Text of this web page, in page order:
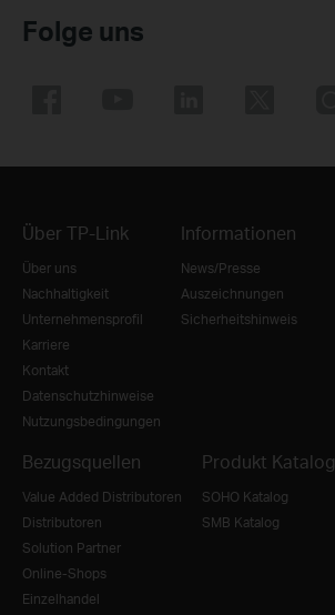
Folge uns
Über TP-Link
Über uns
Nachhaltigkeit
Unternehmensprofil
Karriere
Kontakt
Datenschutzhinweise
Nutzungsbedingungen
Informationen
News/Presse
Auszeichnungen
Sicherheitshinweis
Bezugsquellen
Value Added Distributoren
Distributoren
Solution Partner
Online-Shops
Einzelhandel
Produkt Katalog
SOHO Katalog
SMB Katalog